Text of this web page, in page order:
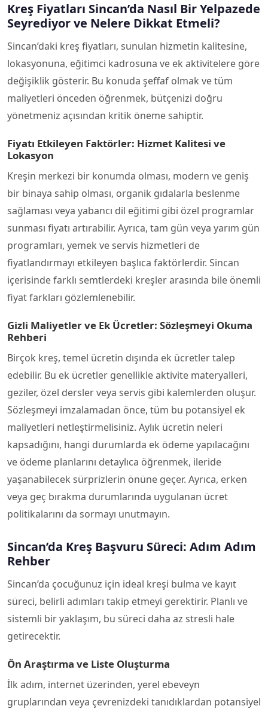
Kreş Fiyatları Sincan’da Nasıl Bir Yelpazede
Seyrediyor ve Nelere Dikkat Etmeli?
Sincan’daki kreş fiyatları, sunulan hizmetin kalitesine,
lokasyonuna, eğitimci kadrosuna ve ek aktivitelere göre
değişiklik gösterir. Bu konuda şeffaf olmak ve tüm
maliyetleri önceden öğrenmek, bütçenizi doğru
yönetmeniz açısından kritik öneme sahiptir.
Fiyatı Etkileyen Faktörler: Hizmet Kalitesi ve
Lokasyon
Kreşin merkezi bir konumda olması, modern ve geniş
bir binaya sahip olması, organik gıdalarla beslenme
sağlaması veya yabancı dil eğitimi gibi özel programlar
sunması fiyatı artırabilir. Ayrıca, tam gün veya yarım gün
programları, yemek ve servis hizmetleri de
fiyatlandırmayı etkileyen başlıca faktörlerdir. Sincan
içerisinde farklı semtlerdeki kreşler arasında bile önemli
fiyat farkları gözlemlenebilir.
Gizli Maliyetler ve Ek Ücretler: Sözleşmeyi Okuma
Rehberi
Birçok kreş, temel ücretin dışında ek ücretler talep
edebilir. Bu ek ücretler genellikle aktivite materyalleri,
geziler, özel dersler veya servis gibi kalemlerden oluşur.
Sözleşmeyi imzalamadan önce, tüm bu potansiyel ek
maliyetleri netleştirmelisiniz. Aylık ücretin neleri
kapsadığını, hangi durumlarda ek ödeme yapılacağını
ve ödeme planlarını detaylıca öğrenmek, ileride
yaşanabilecek sürprizlerin önüne geçer. Ayrıca, erken
veya geç bırakma durumlarında uygulanan ücret
politikalarını da sormayı unutmayın.
Sincan’da Kreş Başvuru Süreci: Adım Adım
Rehber
Sincan’da çocuğunuz için ideal kreşi bulma ve kayıt
süreci, belirli adımları takip etmeyi gerektirir. Planlı ve
sistemli bir yaklaşım, bu süreci daha az stresli hale
getirecektir.
Ön Araştırma ve Liste Oluşturma
İlk adım, internet üzerinden, yerel ebeveyn
gruplarından veya çevrenizdeki tanıdıklardan potansiyel